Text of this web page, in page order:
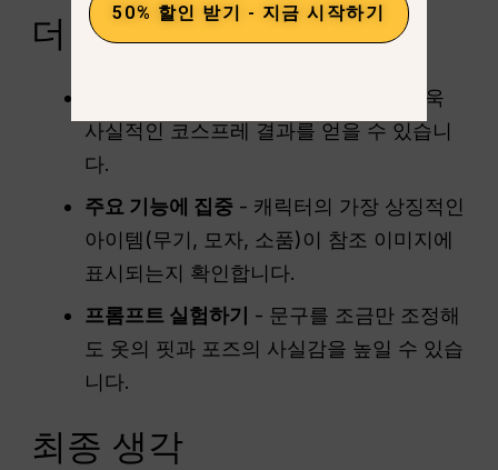
더 나은 결과를 위한 팁
- 선명한 이미지로 더욱
사실적인 코스프레 결과를 얻을 수 있습니
다.
주요 기능에 집중 - 캐릭터의 가장 상징적인
아이템(무기, 모자, 소품)이 참조 이미지에
표시되는지 확인합니다.
프롬프트 실험하기
- 문구를 조금만 조정해
도 옷의 핏과 포즈의 사실감을 높일 수 있습
니다.
최종 생각
50% 할인 받기 - 지금 시작하기